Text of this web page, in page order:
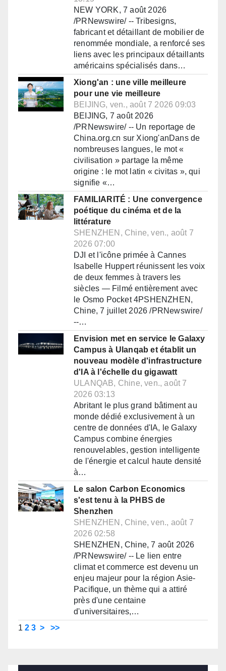
NEW YORK, 7 août 2026
/PRNewswire/ -- Tribesigns,
fabricant et détaillant de mobilier de
renommée mondiale, a renforcé ses
liens avec les principaux détaillants
américains spécialisés dans…
Xiong'an : une ville meilleure
pour une vie meilleure
BEIJING, ven., août 7 2026 09:03
BEIJING, 7 août 2026
/PRNewswire/ -- Un reportage de
China.org.cn sur Xiong'anDans de
nombreuses langues, le mot «
civilisation » partage la même
origine : le mot latin « civitas », qui
signifie «…
FAMILIARITÉ : Une convergence
poétique du cinéma et de la
littérature
SHENZHEN, Chine, ven., août 7
2026 07:00
DJI et l'icône primée à Cannes
Isabelle Huppert réunissent les voix
de deux femmes à travers les
siècles — Filmé entièrement avec
le Osmo Pocket 4PSHENZHEN,
Chine, 7 juillet 2026 /PRNewswire/
--…
Envision met en service le Galaxy
Campus à Ulanqab et établit un
nouveau modèle d'infrastructure
d'IA à l'échelle du gigawatt
ULANQAB, Chine, ven., août 7
2026 03:13
Abritant le plus grand bâtiment au
monde dédié exclusivement à un
centre de données d'IA, le Galaxy
Campus combine énergies
renouvelables, gestion intelligente
de l'énergie et calcul haute densité
à…
Le salon Carbon Economics
s'est tenu à la PHBS de
Shenzhen
SHENZHEN, Chine, ven., août 7
2026 02:58
SHENZHEN, Chine, 7 août 2026
/PRNewswire/ -- Le lien entre
climat et commerce est devenu un
enjeu majeur pour la région Asie-
Pacifique, un thème qui a attiré
près d'une centaine
d'universitaires,…
1 2 3 > >>